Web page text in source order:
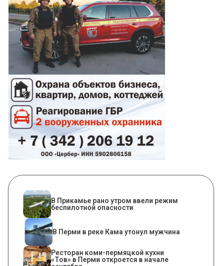
​В Прикамье рано утром ввели режим
беспилотной опасности
В Перми в реке Кама утонул мужчина
Ресторан коми-пермяцкой кухни
«Тов» в Перми откроется в начале